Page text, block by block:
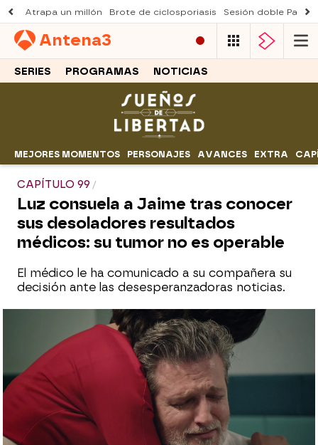
Atrapa un millón Brote de ciclosporiasis Sesión doble
Antena3
SERIES PROGRAMAS NOTICIAS
MEJORES MOMENTOS PERSONAJES AVANCES EXTRA
CAPÍTULO 99
Luz consuela a Jaime tras conocer
sus desoladores resultados
médicos: su tumor no es operable
El médico le ha comunicado a su compañera su
decisión ante las desesperanzadoras noticias.
¡Pillados! Luis lleva el desayuno a Luz y
descubre a Jaime en su habitación